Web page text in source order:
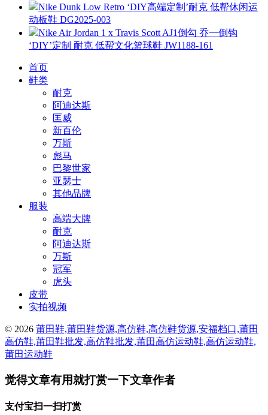
Nike Dunk Low Retro ‘DIY高端定制’耐克 低帮休闲运
动板鞋 DG2025-003
Nike Air Jordan 1 x Travis Scott AJ1倒勾 乔一倒钩
‘DIY’定制 耐克 低帮文化篮球鞋 JW1188-161
首页
鞋类
耐克
阿迪达斯
匡威
新百伦
万斯
彪马
巴黎世家
亚瑟士
其他品牌
服装
高端大牌
耐克
阿迪达斯
万斯
冠军
虎头
皮带
实拍视频
© 2026 莆田鞋,莆田鞋货源,高仿鞋,高仿鞋货源,安福档口,莆田
高仿鞋,莆田鞋批发,高仿鞋批发,莆田高仿运动鞋,高仿运动鞋,
莆田运动鞋
觉得文章有用就打赏一下文章作者
支付宝扫一扫打赏